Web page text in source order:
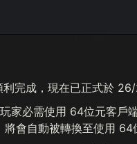
完成，現在已正式於 26/
必需使用 64位元客戶
會自動被轉換至使用 64